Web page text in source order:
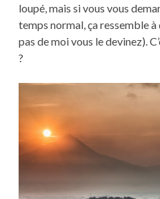
loupé, mais si vous vous
temps normal, ça ressemble à
pas de moi vous le devinez).
?